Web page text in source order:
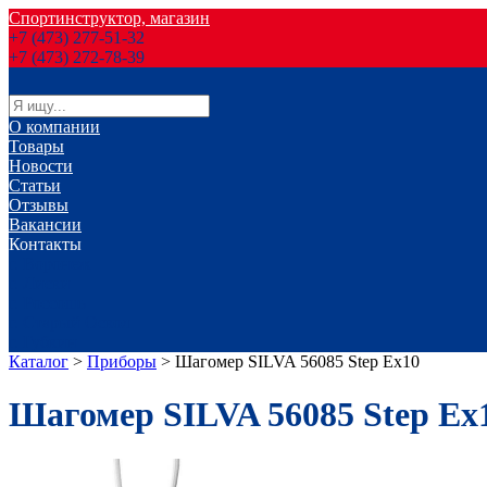
Спортинструктор, магазин
+7 (473) 277-51-32
+7 (473) 272-78-39
О компании
Товары
Новости
Статьи
Отзывы
Вакансии
Контакты
Каталог > Приборы > Шагомер SILVA 56085 Step Ex10
Шагомер SILVA 56085 Step